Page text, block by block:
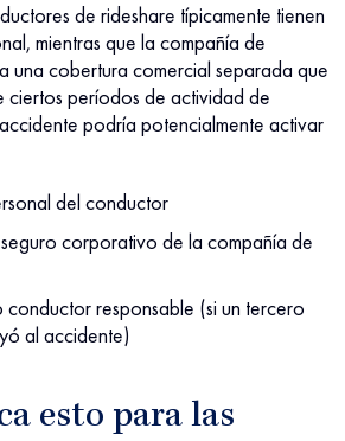
de rideshare típicamente tienen
mientras que la compañía de
una cobertura comercial separada que
ciertos períodos de actividad de
podría potencialmente activar
del conductor
corporativo de la compañía de
conductor responsable (si un tercero
al accidente)
esto para las